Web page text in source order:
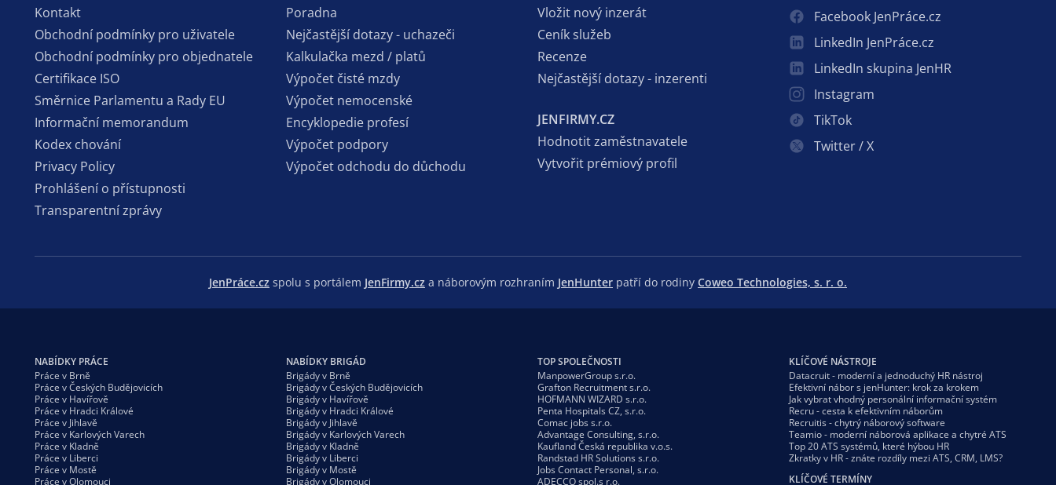
Kontakt
Obchodní podmínky pro uživatele
Obchodní podmínky pro objednatele
Certifikace ISO
Směrnice Parlamentu a Rady EU
Informační memorandum
Kodex chování
Privacy Policy
Prohlášení o přístupnosti
Transparentní zprávy
Poradna
Nejčastější dotazy - uchazeči
Kalkulačka mezd / platů
Výpočet čisté mzdy
Výpočet nemocenské
Encyklopedie profesí
Výpočet podpory
Výpočet odchodu do důchodu
Vložit nový inzerát
Ceník služeb
Recenze
Nejčastější dotazy - inzerenti
JENFIRMY.CZ
Hodnotit zaměstnavatele
Vytvořit prémiový profil
Facebook JenPráce.cz
LinkedIn JenPráce.cz
LinkedIn skupina JenHR
Instagram
TikTok
Twitter / X
JenPráce.cz spolu s portálem JenFirmy.cz a náborovým rozhraním JenHunter patří do rodiny Coweo Technologies, s. r. o.
NABÍDKY PRÁCE
Práce v Brně
Práce v Českých Budějovicích
Práce v Havířově
Práce v Hradci Králové
Práce v Jihlavě
Práce v Karlových Varech
Práce v Kladně
Práce v Liberci
Práce v Mostě
Práce v Olomouci
NABÍDKY BRIGÁD
Brigády v Brně
Brigády v Českých Budějovicích
Brigády v Havířově
Brigády v Hradci Králové
Brigády v Jihlavě
Brigády v Karlových Varech
Brigády v Kladně
Brigády v Liberci
Brigády v Mostě
Brigády v Olomouci
TOP SPOLEČNOSTI
ManpowerGroup s.r.o.
Grafton Recruitment s.r.o.
HOFMANN WIZARD s.r.o.
Penta Hospitals CZ, s.r.o.
Comac jobs s.r.o.
Advantage Consulting, s.r.o.
Kaufland Česká republika v.o.s.
Randstad HR Solutions s.r.o.
Jobs Contact Personal, s.r.o.
ADECCO spol.s r.o.
KLÍČOVÉ NÁSTROJE
Datacruit - moderní a jednoduchý HR nástroj
Efektivní nábor s jenHunter: krok za krokem
Jak vybrat vhodný personální informační systém
Recru - cesta k efektivním náborům
Recruitis - chytrý náborový software
Teamio - moderní náborová aplikace a chytré ATS
Top 20 ATS systémů, které hýbou HR
Zkratky v HR - znáte rozdíly mezi ATS, CRM, LMS?
KLÍČOVÉ TERMÍNY